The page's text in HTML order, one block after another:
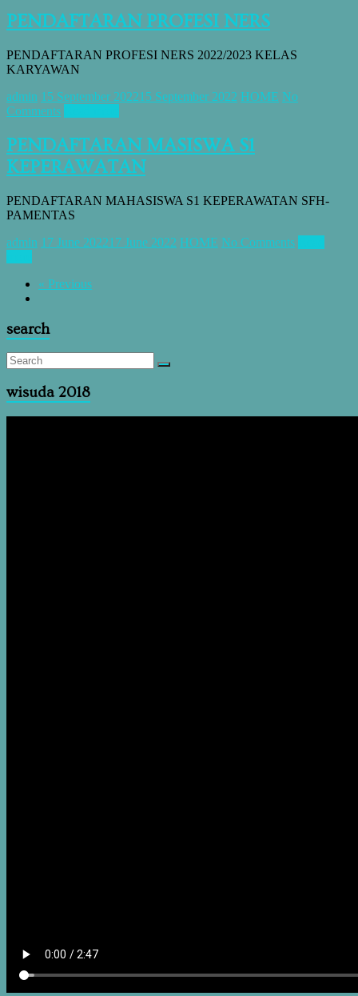
PENDAFTARAN PROFESI NERS
PENDAFTARAN PROFESI NERS 2022/2023 KELAS
KARYAWAN
admin 15 September 202215 September 2022 HOME No
Comments
PENDAFTARAN MASISWA S1
KEPERAWATAN
PENDAFTARAN MAHASISWA S1 KEPERAWATAN SFH-
PAMENTAS
admin 17 June 202217 June 2022 HOME No Comments
« Previous
search
wisuda 2018